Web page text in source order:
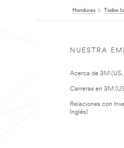
Honduras Todos
NUESTRA
Acerca de 3M (US,
Carreras en 3M
Relaciones con
Inglés)